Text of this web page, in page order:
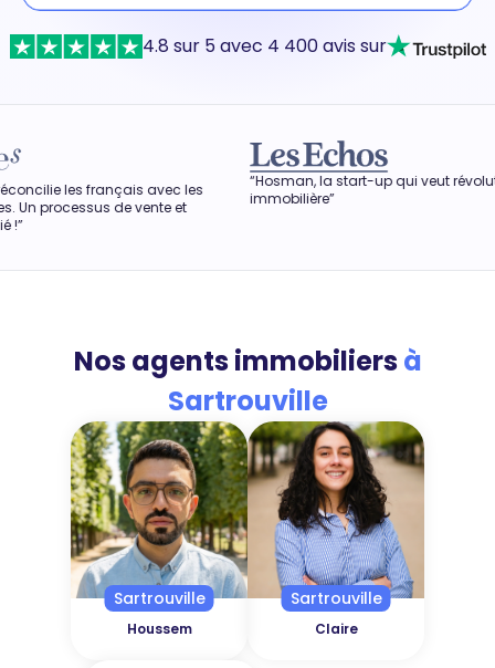
4.8 sur 5 avec 4 400 avis sur
les
et
“Hosman, la start-up qui veut révolutionner l'agence
immobilière”
Nos agents immobiliersà
Sartrouville
Sartrouville
Houssem
Sartrouville
Claire